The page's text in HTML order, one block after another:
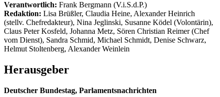
Verantwortlich: Frank Bergmann (V.i.S.d.P.)
Redaktion: Lisa Brüßler, Claudia Heine, Alexander Heinrich
(stellv. Chefredakteur), Nina Jeglinski, Susanne Ködel (Volontärin),
Claus Peter Kosfeld, Johanna Metz, Sören Christian Reimer (Chef
vom Dienst), Sandra Schmid, Michael Schmidt, Denise Schwarz,
Helmut Stoltenberg, Alexander Weinlein
Herausgeber
Deutscher Bundestag, Parlamentsnachrichten